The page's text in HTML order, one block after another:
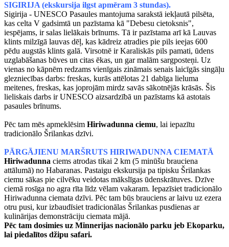
SIGIRIJA (ekskursija ilgst apmēram 3 stundas).
Sigirija - UNESCO Pasaules mantojuma sarakstā iekļautā pilsēta,
kas celta V gadsimtā un pazīstama kā "Debesu cietoksnis",
iespējams, ir salas lielākais brīnums. Tā ir pazīstama arī kā Lauvas
klints milzīgā lauvas dēļ, kas kādreiz atradies pie pils ieejas 600
pēdu augstās klints galā. Virsotnē ir Karaliskās pils pamati, ūdens
uzglabāšanas būves un citas ēkas, un gar malām sargposteņi. Uz
vienas no kāpnēm redzams vienīgais zināmais senais laicīgās singāļu
glezniecības darbs: freskas, kurās attēlotas 21 dabīga lieluma
meitenes, freskas, kas joprojām mirdz savās sākotnējās krāsās. Šis
lieliskais darbs ir UNESCO aizsardzībā un pazīstams kā astotais
pasaules brīnums.
Pēc tam mēs apmeklēsim Hiriwadunna ciemu, lai iepazītu
tradicionālo Šrilankas dzīvi.
PĀRGĀJIENU MARŠRUTS HIRIWADUNNA CIEMATĀ
Hiriwadunna ciems atrodas tikai 2 km (5 minūšu brauciena
attālumā) no Habaranas. Pastaigu ekskursija pa tipisku Šrilankas
ciemu sākas pie cilvēku veidotas mākslīgas ūdenskrātuves. Dzīve
ciemā rosīga no agra rīta līdz vēlam vakaram. Iepazīsiet tradicionālo
Hiriwadunna ciemata dzīvi. Pēc tam būs brauciens ar laivu uz ezera
otru pusi, kur izbaudīsiet tradicionālas Šrilankas pusdienas ar
kulinārijas demonstrāciju ciemata mājā.
Pēc tam dosimies uz Minnerijas nacionālo parku jeb Ekoparku,
lai piedalītos džipu safari.